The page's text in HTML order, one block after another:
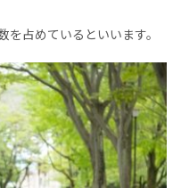
占めているといいます。